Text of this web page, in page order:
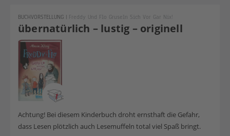
übernatürlich – lustig – originell
BUCHVORSTELLUNG | Freddy Und Flo Gruseln Sich Vor Gar Nix!
Achtung! Bei diesem Kinderbuch droht ernsthaft die Gefahr,
dass Lesen plötzlich auch Lesemuffeln total viel Spaß bringt.